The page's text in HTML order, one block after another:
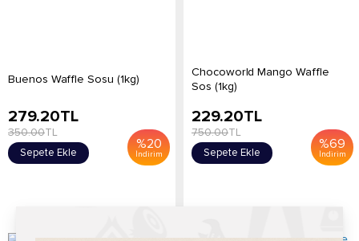
Buenos Waffle Sosu (1kg)
%20
İndirim
279.20TL
350.00TL
Sepete Ekle
Chocoworld Mango Waffle
Sos (1kg)
%69
İndirim
229.20TL
750.00TL
Sepete Ekle